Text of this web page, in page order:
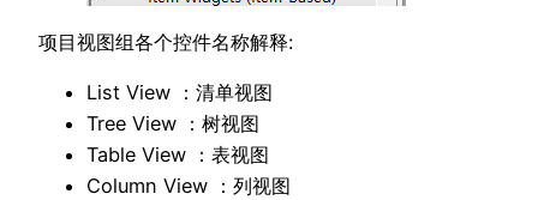
项目视图组各个控件名称解释:
List View ：清单视图
Tree View ：树视图
Table View ：表视图
Column View ：列视图